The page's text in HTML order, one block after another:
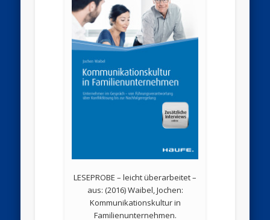
LESEPROBE – leicht überarbeitet –
aus: (2016) Waibel, Jochen:
Kommunikationskultur in
Familienunternehmen.